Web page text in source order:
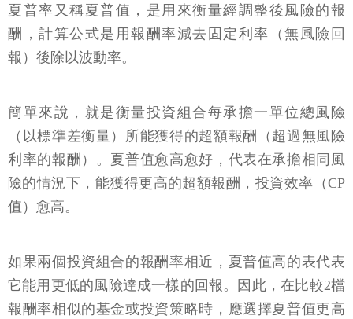
夏普率又稱夏普值，是用來衡量經調整後風險的報
酬，計算公式是用報酬率減去固定利率（無風險回
報）後除以波動率。
簡單來說，就是衡量投資組合每承擔一單位總風險
（以標準差衡量）所能獲得的超額報酬（超過無風險
利率的報酬）。夏普值愈高愈好，代表在承擔相同風
險的情況下，能獲得更高的超額報酬，投資效率（CP
值）愈高。
如果兩個投資組合的報酬率相近，夏普值高的表代表
它能用更低的風險達成一樣的回報。因此，在比較2檔
報酬率相似的基金或投資策略時，應選擇夏普值更高